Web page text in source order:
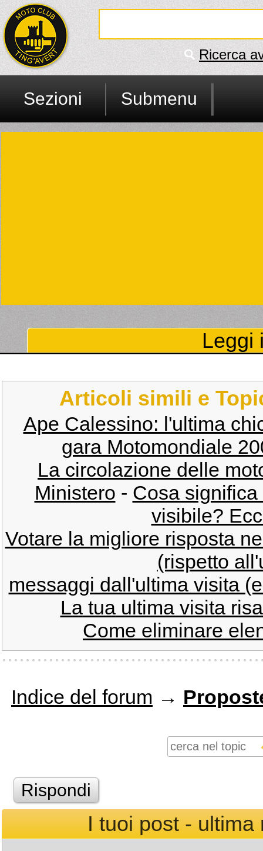
Ricerca
Sezioni Submenu
Leggi
Articoli simili e
Ape Calessino: l'ultima
gara Motomondiale
La circolazione delle
Ministero - Cosa
visibile?
Votare la migliore risposta
(rispetto
messaggi dall'ultima visita
La tua ultima visita
Come eliminare
Indice del forum →
Rispondi
I tuoi post - ultima